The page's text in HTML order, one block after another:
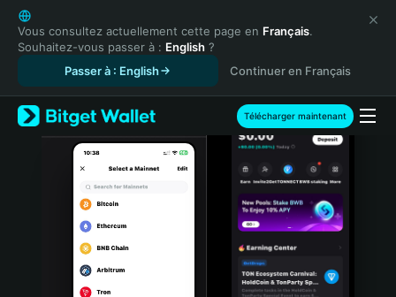
English
日本語
Tiếng Việt
Español (Latinoamérica)
Türkçe
Italiano
Português (Portugal)
Bahasa Indonesia
Vous consultez actuellement cette page en Français.
Souhaitez-vous passer à : English ?
Passer à : English
Continuer en Français
Télécharger maintenant